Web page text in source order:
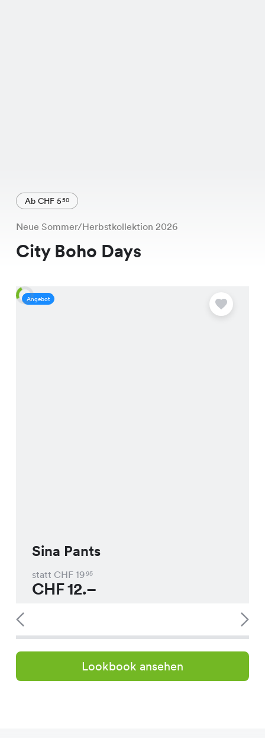
Ab CHF 550
Neue Sommer/Herbstkollektion 2026
City Boho Days
Angebot
Sina Pants
statt CHF 1995
CHF12.–
Lookbook ansehen